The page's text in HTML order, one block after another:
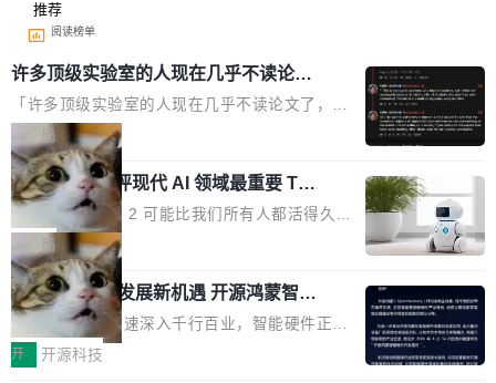
推荐
阅读榜单
许多顶级实验室的人现在几乎不读论文
了
「许多顶级实验室的人现在几乎不读论文了，而
且他们认为 ICLR/ICML/NeurIPS 充斥着大量过
度宣传和欺诈。」 OpenAI 研究员 Keller Jorda
n 这条推文引发了广泛讨论。他不是在说风凉
话，他是说出了一个圈内人尽皆知但很少公开捅
破的事实。 Jordan 随后补充了一句软化声明：
「我不认为这些会议上大部分论文都在过度宣传
或造假。问题是，作为读者，如果你筛选出那些
看起来最令人兴奋的论文，那它们大部分都是过
度宣传的。」 这才是真正的痛点。不是所有论文
都有问题，是最吸引眼球的那批论文最有问题。
局
xAI 前工程师评现代 AI 领域最重要 Top
3 开源项目
Flash Attention 2 可能比我们所有人都活得久。
这句话不是来自某个技术博客，而是出自 Hieu
Pham 的一条推文。Hieu Pham 是谁？他是 xAI
的早期工程师之一，在 Grok 训练基础设施团队
工作过。近日他在 X 上发了一条帖子，列出了他
认为现代 AI 领域最重要的三个开源项目。 第一
个名字毫无悬念：Flash Attention 2。 Hieu 的
局
共商智能硬件发展新机遇 开源鸿蒙智能
硬件开发者日杭州站即将举行
随着万物智联加速深入千行百业，智能硬件正从
单点设备迈向智能化、网联化、协同化发展。作
开 开源科技